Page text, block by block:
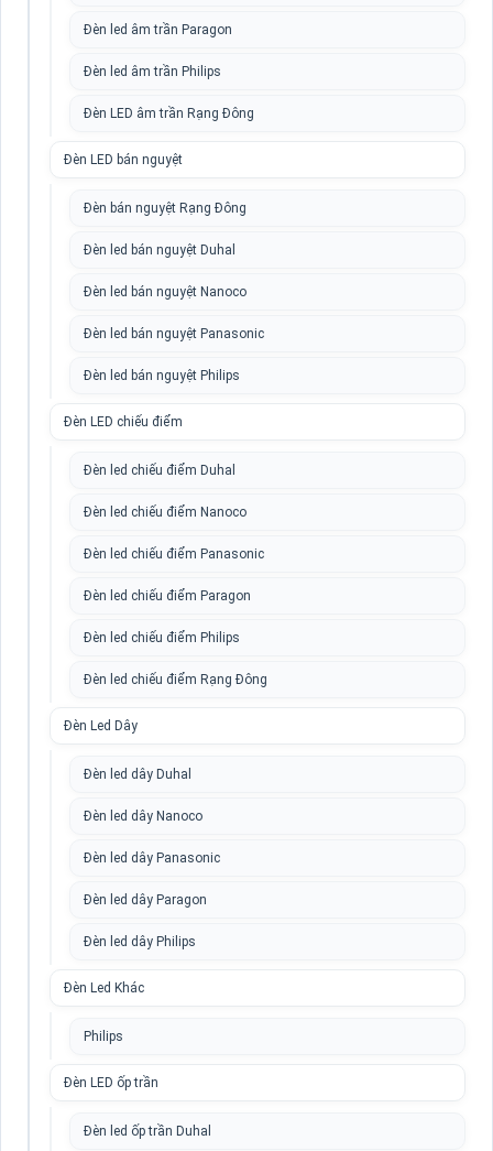
Đèn led âm trần Paragon
Đèn led âm trần Philips
Đèn LED âm trần Rạng Đông
Đèn LED bán nguyệt
Đèn bán nguyệt Rạng Đông
Đèn led bán nguyệt Duhal
Đèn led bán nguyệt Nanoco
Đèn led bán nguyệt Panasonic
Đèn led bán nguyệt Philips
Đèn LED chiếu điểm
Đèn led chiếu điểm Duhal
Đèn led chiếu điểm Nanoco
Đèn led chiếu điểm Panasonic
Đèn led chiếu điểm Paragon
Đèn led chiếu điểm Philips
Đèn led chiếu điểm Rạng Đông
Đèn Led Dây
Đèn led dây Duhal
Đèn led dây Nanoco
Đèn led dây Panasonic
Đèn led dây Paragon
Đèn led dây Philips
Đèn Led Khác
Philips
Đèn LED ốp trần
Đèn led ốp trần Duhal